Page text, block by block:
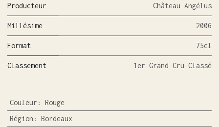
Producteur Château Angélus
Millésime 2006
Format 75cl
Classement 1er Grand Cru Classé
Couleur : Rouge
Région : Bordeaux